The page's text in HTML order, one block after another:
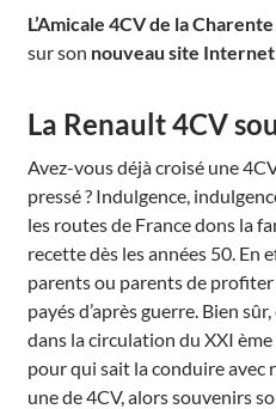
L’Amicale 4CV de la
sur son nouveau site Internet
La Renault 4CV
Avez-vous déjà croisé une
pressé ? Indulgence,
les routes de France dons la
recette dès les années 50. En
parents ou parents de
payés d’après guerre. Bien
dans la circulation du XXI
pour qui sait la conduire avec
une de 4CV, alors souvenirs